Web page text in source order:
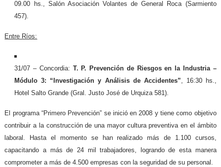
09.00 hs., Salón Asociación Volantes de General Roca (Sarmiento
457).
Entre Ríos:
31/07 – Concordia: T. P. Prevención de Riesgos en la Industria –
Módulo 3: “Investigación y Análisis de Accidentes”, 16:30 hs.,
Hotel Salto Grande (Gral. Justo José de Urquiza 581).
El programa “Primero Prevención” se inició en 2008 y tiene como objetivo
contribuir a la construcción de una mayor cultura preventiva en el ámbito
laboral. Hasta el momento se han realizado más de 1.100 cursos,
capacitando a más de 24 mil trabajadores, logrando de esta manera
comprometer a más de 4.500 empresas con la seguridad de su personal.